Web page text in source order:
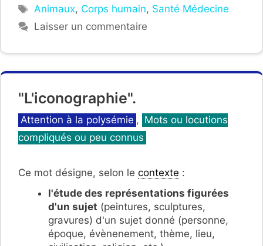
Étiquettes
Animaux, Corps humain, Santé Médecine
Laisser un commentaire
"L'iconographie".
Catégories
Attention à la polysémie , Mots ou locutions
compliqués ou peu connus
Ce mot désigne, selon le contexte :
l'étude des représentations figurées
d'un sujet (peintures, sculptures,
gravures) d'un sujet donné (personne,
époque, évènenement, thème, lieu,